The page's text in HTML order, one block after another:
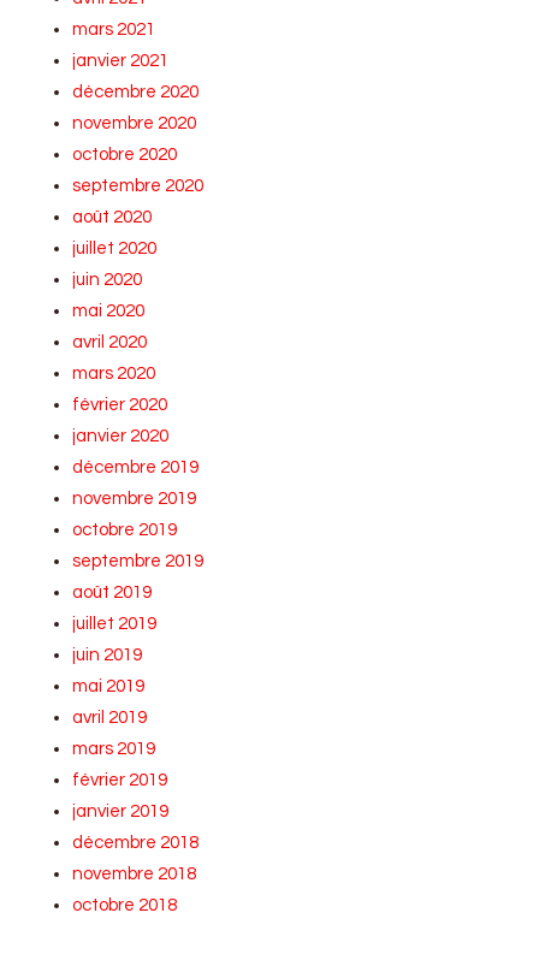
mars 2021
janvier 2021
décembre 2020
novembre 2020
octobre 2020
septembre 2020
août 2020
juillet 2020
juin 2020
mai 2020
avril 2020
mars 2020
février 2020
janvier 2020
décembre 2019
novembre 2019
octobre 2019
septembre 2019
août 2019
juillet 2019
juin 2019
mai 2019
avril 2019
mars 2019
février 2019
janvier 2019
décembre 2018
novembre 2018
octobre 2018